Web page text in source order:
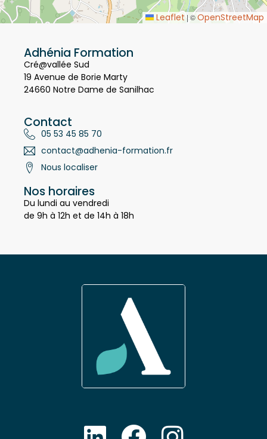
Adhénia Formation
Cré@vallée Sud
19 Avenue de Borie Marty
Contact
05 53 45 85 70
contact@adhenia-formation.fr
Nos horaires
Du lundi au vendredi